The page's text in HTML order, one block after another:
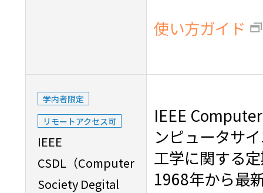
使い方ガイド
学内者限定
リモートアクセス可
IEEE
CSDL（Computer
Society Degital
IEEE
ンピュータサ
工学に関する
1968年から最